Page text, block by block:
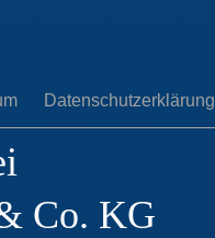
Datenschutzerklärung
Co. KG